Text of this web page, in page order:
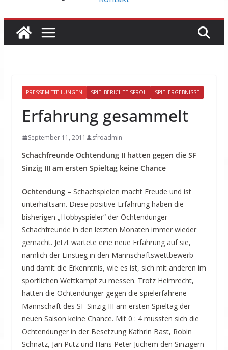
PRESSEMITTEILUNGEN SPIELBERICHTE SFROII SPIELERGEBNISSE
Erfahrung gesammelt
September 11, 2011 sfroadmin
Schachfreunde Ochtendung II hatten gegen die SF
Sinzig III am ersten Spieltag keine Chance
Ochtendung– Schachspielen macht Freude und ist
unterhaltsam. Diese positive Erfahrung haben die
bisherigen „Hobbyspieler“ der Ochtendunger
Schachfreunde in den letzten Monaten immer wieder
gemacht. Jetzt wartete eine neue Erfahrung auf sie,
nämlich der Einstieg in den Mannschaftswettbewerb
und damit die Erkenntnis, wie es ist, sich mit anderen im
sportlichen Wettkampf zu messen. Trotz Heimrecht,
hatten die Ochtendunger gegen die spielerfahrene
Mannschaft des SF Sinzig III am ersten Spieltag der
neuen Saison keine Chance. Mit 0 : 4 mussten sich die
Ochtendunger in der Besetzung Kathrin Bast, Robin
Schnatz, Jan Pütz und Hans Peter Juchem den Sinzigern